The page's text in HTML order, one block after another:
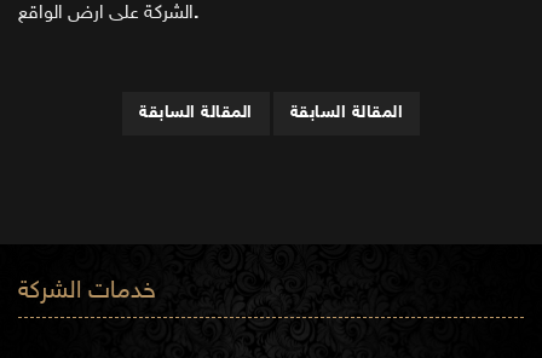
الشركة على ارض الواقع.
المقالة السابقة المقالة السابقة
خدمات الشركة